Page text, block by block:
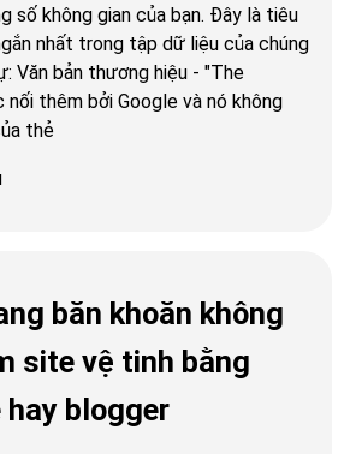
số không gian của bạn. Đây là tiêu
nhất trong tập dữ liệu của chúng
Văn bản thương hiệu - "The
thêm bởi Google và nó không
thẻ
băn khoăn không
site vệ tinh bằng
blogger